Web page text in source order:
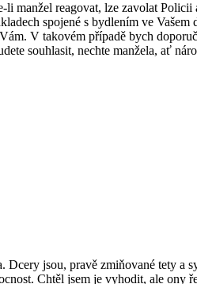
manžel reagovat, lze zavolat
spojené s bydlením ve Vašem
V takovém případě bych
souhlasit, nechte manžela, ať
jsou, pravě zmiňované tety a
Chtěl jsem je vyhodit, ale ony